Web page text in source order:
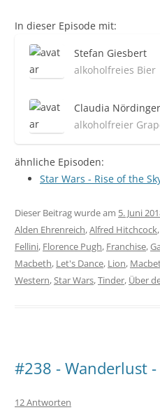
In dieser Episode mit:
Stefan Giesbert
alkoholfreies Bier
Claudia Nördinger
alkoholfreier
ähnliche Episoden:
Star Wars - Rise of the
Dieser Beitrag wurde am 5. Juni
Alden Ehrenreich,Alfred Hitchcock,
Fellini, Florence Pugh, Franchise,
Macbeth, Let's Dance, Lion,
Western,Star Wars,Tinder, Über
#238 - Wanderlust
12 Antworten